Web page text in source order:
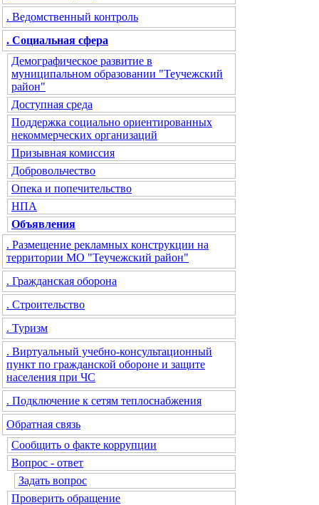
. Ведомственный контроль
. Социальная сфера
Демографическое развитие в
муниципальном образовании "Теучежский
район"
Доступная среда
Поддержка социально ориентированных
некоммерческих организаций
Призывная комиссия
Добровольчество
Опека и попечительство
НПА
Объявления
. Размещение рекламных конструкции на
территории МО "Теучежский район"
. Гражданская оборона
. Строительство
. Туризм
. Виртуальный учебно-консультационный
пункт по гражданской обороне и защите
населения при ЧС
. Подключение к сетям теплоснабжения
Обратная связь
Сообщить о факте коррупции
Вопрос - ответ
Задать вопрос
Проверить обращение